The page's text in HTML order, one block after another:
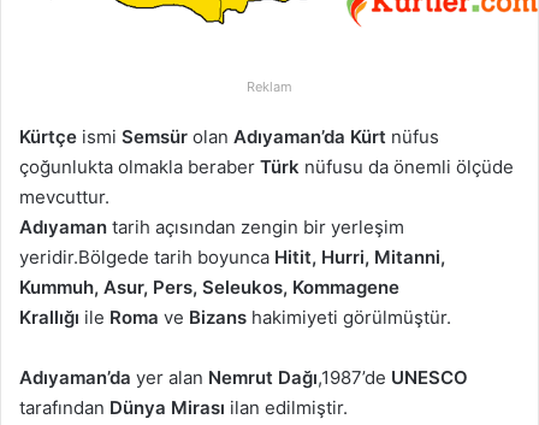
e
Reklam
Kürtçe ismi Semsür olan Adıyaman’da Kürt nüfus
çoğunlukta olmakla beraber Türk nüfusu da önemli ölçüde
mevcuttur.
Adıyaman tarih açısından zengin bir yerleşim
yeridir.Bölgede tarih boyunca Hitit, Hurri, Mitanni,
Kummuh, Asur, Pers, Seleukos, Kommagene
Krallığı ile Roma ve Bizans hakimiyeti görülmüştür.
Adıyaman’da yer alan Nemrut Dağı,1987’de UNESCO
tarafından Dünya Mirası ilan edilmiştir.